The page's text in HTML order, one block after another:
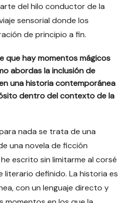
del hilo conductor de la
sensorial donde los
de principio a fin.
que hay momentos mágicos
abordas la inclusión de
una historia contemporánea
dentro del contexto de la
nada se trata de una
una novela de ficción
escrito sin limitarme al corsé
literario definido. La historia es
con un lenguaje directo y